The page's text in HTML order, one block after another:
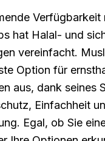
Verfügbarkeit
hat Halal- und
vereinfacht.
Option für
aus, dank seines
Einfachheit
Egal, ob Sie